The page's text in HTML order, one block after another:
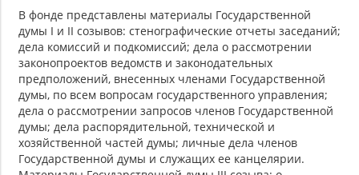
В фонде представлены материалы Государственной
думы I и II созывов: стенографические отчеты заседаний;
дела комиссий и подкомиссий; дела о рассмотрении
законопроектов ведомств и законодательных
предположений, внесенных членами Государственной
думы, по всем вопросам государственного управления;
дела о рассмотрении запросов членов Государственной
думы; дела распорядительной, технической и
хозяйственной частей думы; личные дела членов
Государственной думы и служащих ее канцелярии.